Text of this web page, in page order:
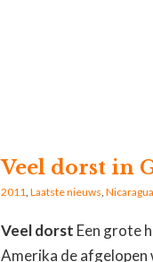
Veel dorst in
2011,Laatste nieuws,Nicaragua
Veel dorst Een grote
Amerika de afgelopen